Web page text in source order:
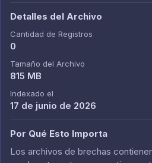
Detalles del Archivo
Cantidad de Registros
0
Tamaño del Archivo
815 MB
Indexado el
17 de junio de 2026
Por Qué Esto Importa
Los archivos de brechas